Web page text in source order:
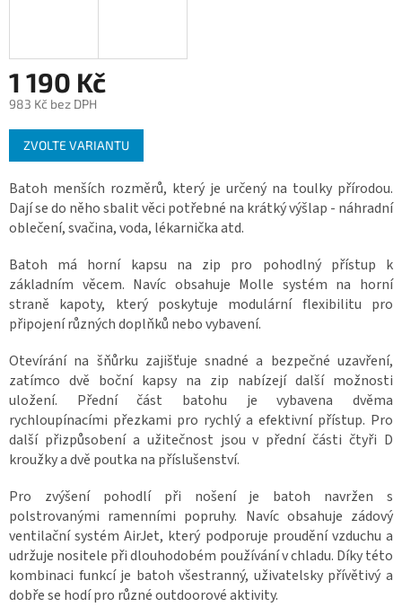
1 190 Kč
983 Kč bez DPH
Měrná
cena:
ZVOLTE VARIANTU
Batoh menších rozměrů, který je určený na toulky přírodou.
Dají se do něho sbalit věci potřebné na krátký výšlap - náhradní
oblečení, svačina, voda, lékarnička atd.
Batoh má horní kapsu na zip pro pohodlný přístup k
základním věcem. Navíc obsahuje Molle systém na horní
straně kapoty, který poskytuje modulární flexibilitu pro
připojení různých doplňků nebo vybavení.
Otevírání na šňůrku zajišťuje snadné a bezpečné uzavření,
zatímco dvě boční kapsy na zip nabízejí další možnosti
uložení. Přední část batohu je vybavena dvěma
rychloupínacími přezkami pro rychlý a efektivní přístup. Pro
další přizpůsobení a užitečnost jsou v přední části čtyři D
kroužky a dvě poutka na příslušenství.
Pro zvýšení pohodlí při nošení je batoh navržen s
polstrovanými ramenními popruhy. Navíc obsahuje zádový
ventilační systém AirJet, který podporuje proudění vzduchu a
udržuje nositele při dlouhodobém používání v chladu. Díky této
kombinaci funkcí je batoh všestranný, uživatelsky přívětivý a
dobře se hodí pro různé outdoorové aktivity.